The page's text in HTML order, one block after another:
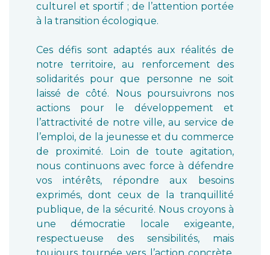
culturel et sportif ; de l’attention portée
à la transition écologique.
Ces défis sont adaptés aux réalités de
notre territoire, au renforcement des
solidarités pour que personne ne soit
laissé de côté. Nous poursuivrons nos
actions pour le développement et
l’attractivité de notre ville, au service de
l’emploi, de la jeunesse et du commerce
de proximité. Loin de toute agitation,
nous continuons avec force à défendre
vos intérêts, répondre aux besoins
exprimés, dont ceux de la tranquillité
publique, de la sécurité. Nous croyons à
une démocratie locale exigeante,
respectueuse des sensibilités, mais